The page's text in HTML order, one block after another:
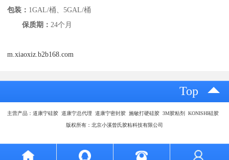
包装： 1GAL/桶、5GAL/桶
保质期： 24个月
m.xiaoxiz.b2b168.com
Top
主营产品：道康宁硅胶 道康宁总代理 道康宁密封胶 施敏打硬硅胶 3M胶粘剂 KONISHI硅胶
版权所有：北京小溪曾氏胶粘科技有限公司